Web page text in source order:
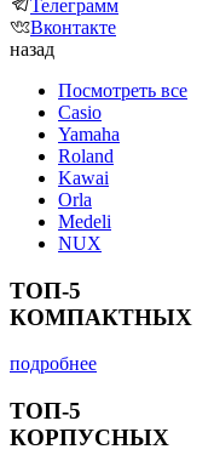
Телеграмм
Вконтакте
назад
Посмотреть все
Casio
Yamaha
Roland
Kawai
Orla
Medeli
NUX
ТОП-5
КОМПАКТНЫХ
подробнее
ТОП-5
КОРПУСНЫХ